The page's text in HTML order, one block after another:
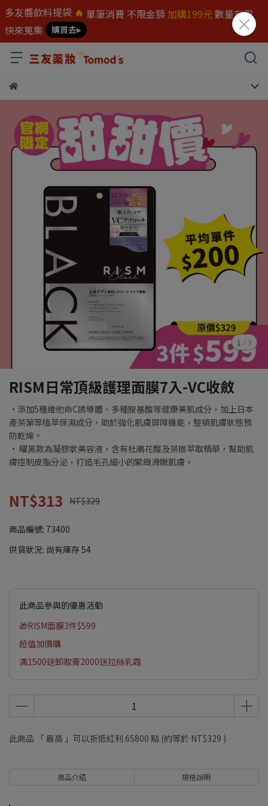
多友醬飲料提袋 🔥 單筆消費 不限金額 加購199元 數量有限
快來蒐集
購買去▸
1 / 3
RISM日常頂級護理面膜7入-VC收斂
•添加5種維他命C誘導體、多種胺基酸等健康美肌成分，加上日本
產茶葉等植萃保濕成分，助於強化肌膚屏障機能，整頓肌膚狀態預
防乾燥。
• 曜黑款為凝膠狀美容液，含有杜鵑花酸及茶樹萃取精華，幫助肌
膚控制皮脂分泌，打造毛孔細小的緊緻滑嫩肌膚。
NT$313 NT$329
商品編號: 73400
供貨狀況: 尚有庫存 54
此商品參與的優惠活動
🎁RISM面膜3件$599
超值加價購
滿1500送卸妝膏2000送拉絲乳霜
此商品 「 最高 」可以折抵紅利 65800 點 (約等於 NT$329 )
商品介紹 規格說明